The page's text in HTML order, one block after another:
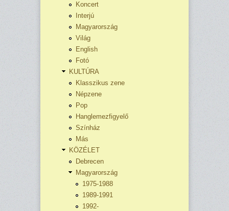
Koncert
Interjú
Magyarország
Világ
English
Fotó
KULTÚRA
Klasszikus zene
Népzene
Pop
Hanglemezfigyelő
Színház
Más
KÖZÉLET
Debrecen
Magyarország
1975-1988
1989-1991
1992-